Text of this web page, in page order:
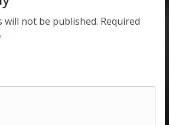
will not be published. Required